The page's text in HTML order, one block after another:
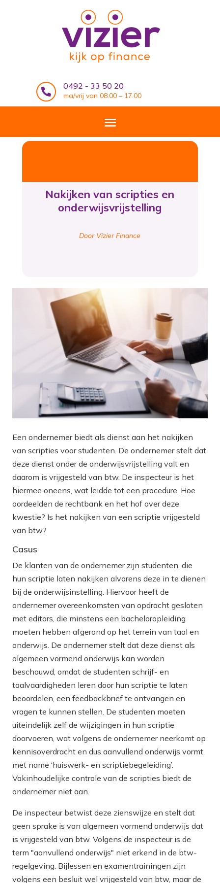

0492 - 33 50 20
ma/vrij van 08.00 – 17.00
Nakijken van scripties en
onderwijsvrijstelling
Door Vizier Finance
Een ondernemer biedt als dienst aan het nakijken
van scripties voor studenten. De ondernemer stelt dat
deze dienst onder de onderwijsvrijstelling valt en
daarom is vrijgesteld van btw. De inspecteur is het
hiermee oneens, wat leidde tot een procedure. Hoe
oordeelden de rechtbank en het hof over deze
kwestie? Is het nakijken van een scriptie vrijgesteld
van btw?
Casus
De klanten van de ondernemer zijn studenten, die
hun scriptie laten nakijken alvorens deze in te dienen
bij de onderwijsinstelling. Hiervoor heeft de
ondernemer overeenkomsten van opdracht gesloten
met editors, die minstens een bacheloropleiding
moeten hebben afgerond op het terrein van taal en
onderwijs. De ondernemer stelt dat deze dienst als
algemeen vormend onderwijs kan worden
beschouwd, omdat de studenten schrijf- en
taalvaardigheden leren door hun scriptie te laten
beoordelen, een feedbackbrief te ontvangen en
vragen te kunnen stellen. De studenten moeten
uiteindelijk zelf de wijzigingen in hun scriptie
doorvoeren, wat volgens de ondernemer neerkomt op
kennisoverdracht en dus aanvullend onderwijs vormt,
met name ‘huiswerk- en scriptiebegeleiding’.
Vakinhoudelijke controle van de scripties biedt de
ondernemer niet aan.
De inspecteur betwist deze zienswijze en stelt dat
geen sprake is van algemeen vormend onderwijs dat
is vrijgesteld van btw. Volgens de inspecteur is de
term "aanvullend onderwijs" niet erkend in de btw-
regelgeving. Bijlessen en examentrainingen zijn
volgens een besluit wel vrijgesteld van btw, maar de